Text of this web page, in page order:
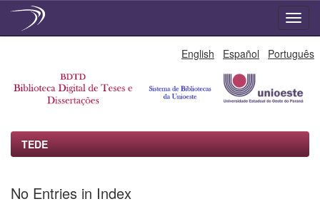
English Español Português
TEDE
No Entries in Index